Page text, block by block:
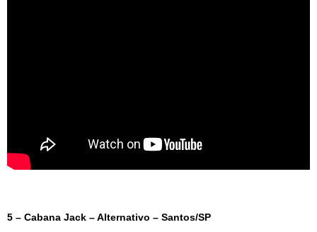
5 – Cabana Jack – Alternativo – Santos/SP